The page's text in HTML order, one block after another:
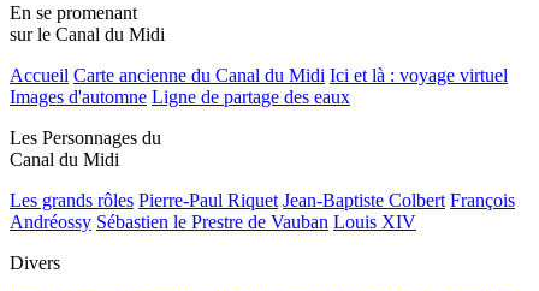
En se promenant
sur le Canal du Midi
Accueil Carte ancienne du Canal du Midi Ici et là : voyage virtuel
Images d'automne Ligne de partage des eaux
Les Personnages du
Canal du Midi
Les grands rôles Pierre-Paul Riquet Jean-Baptiste Colbert François
Andréossy Sébastien le Prestre de Vauban Louis XIV
Divers